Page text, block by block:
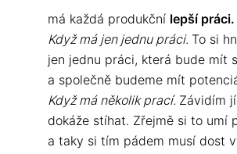
má každá produkční lepší práci.
Když má jen jednu práci. To si
jen jednu práci, která bude mít
a společně budeme mít
Když má několik prací. Závidím
dokáže stíhat. Zřejmě si to umí
a taky si tím pádem musí dost